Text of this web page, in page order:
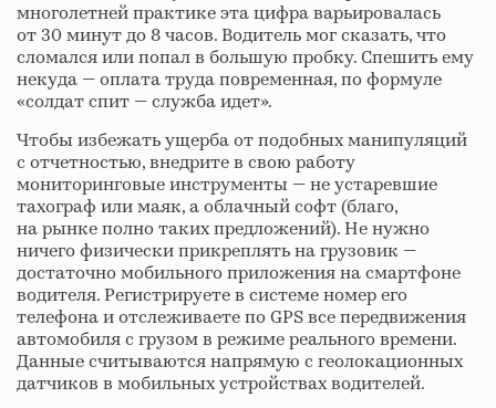
многолетней практике эта цифра варьировалась
от 30 минут до 8 часов. Водитель мог сказать, что
сломался или попал в большую пробку. Спешить ему
некуда — оплата труда повременная, по формуле
«солдат спит — служба идет».
Чтобы избежать ущерба от подобных манипуляций
с отчетностью, внедрите в свою работу
мониторинговые инструменты — не устаревшие
тахограф или маяк, а облачный софт (благо,
на рынке полно таких предложений). Не нужно
ничего физически прикреплять на грузовик —
достаточно мобильного приложения на смартфоне
водителя. Регистрируете в системе номер его
телефона и отслеживаете по GPS все передвижения
автомобиля с грузом в режиме реального времени.
Данные считываются напрямую с геолокационных
датчиков в мобильных устройствах водителей.